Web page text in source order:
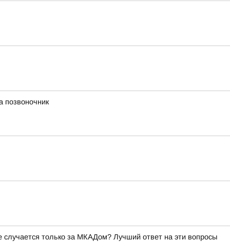
позвоночник
только за МКАДом? Лучший ответ на эти вопросы